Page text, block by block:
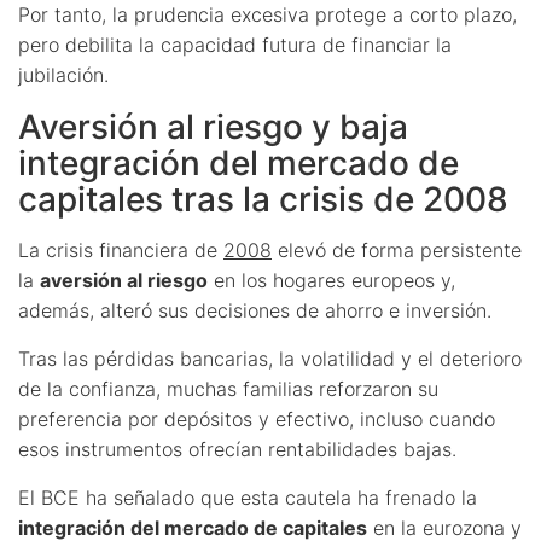
Por tanto, la prudencia excesiva protege a corto plazo,
pero debilita la capacidad futura de financiar la
jubilación.
Aversión al riesgo y baja
integración del mercado de
capitales tras la crisis de 2008
La crisis financiera de 2008 elevó de forma persistente
la aversión al riesgo en los hogares europeos y,
además, alteró sus decisiones de ahorro e inversión.
Tras las pérdidas bancarias, la volatilidad y el deterioro
de la confianza, muchas familias reforzaron su
preferencia por depósitos y efectivo, incluso cuando
esos instrumentos ofrecían rentabilidades bajas.
El BCE ha señalado que esta cautela ha frenado la
integración del mercado de capitales en la eurozona y